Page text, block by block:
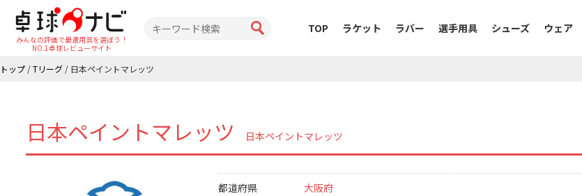
みんなの評価で最適用具を選ぼう！
NO.1卓球レビューサイト
TOP ラケット ラバー 選手用具 シューズ ウェア
トップ /Tリーグ / 日本ペイントマレッツ
日本ペイントマレッツ 日本ペイントマレッツ
都道府県 大阪府